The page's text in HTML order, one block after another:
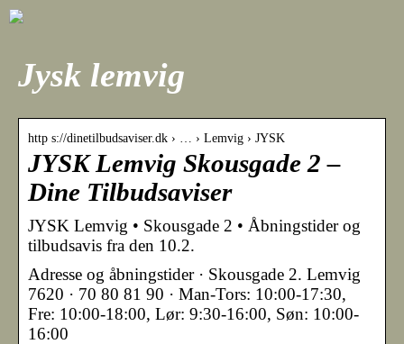
Jysk lemvig
http s://dinetilbudsaviser.dk › … › Lemvig › JYSK
JYSK Lemvig Skousgade 2 –
Dine Tilbudsaviser
JYSK Lemvig • Skousgade 2 • Åbningstider og
tilbudsavis fra den 10.2.
Adresse og åbningstider · Skousgade 2. Lemvig
7620 · 70 80 81 90 · Man-Tors: 10:00-17:30,
Fre: 10:00-18:00, Lør: 9:30-16:00, Søn: 10:00-
16:00